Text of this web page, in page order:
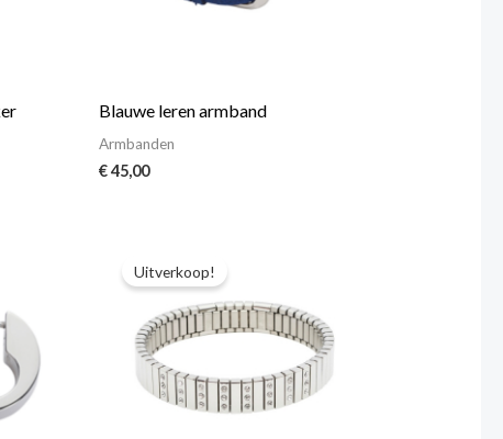
Blauwe leren armband
Armbanden
€45,00
Uitverkoop!
was:
€ 45,00.
is:
€ 43,00.